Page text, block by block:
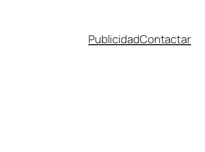
PublicidadContactar